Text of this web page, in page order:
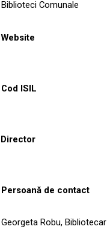
Biblioteci Comunale
Website
Cod ISIL
Director
Persoană de contact
Georgeta Robu, Bibliotecar